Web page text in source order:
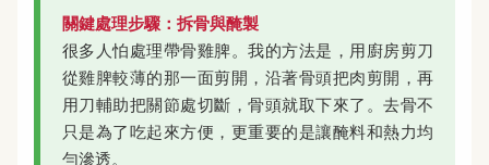
關鍵處理步驟：拆骨與醃製
很多人怕處理帶骨雞脾。我的方法是，用廚房剪刀
從雞脾較薄的那一面剪開，沿著骨頭把肉剪開，再
用刀輔助把關節處切斷，骨頭就取下來了。去骨不
只是為了吃起來方便，更重要的是讓醃料和熱力均
勻滲透。